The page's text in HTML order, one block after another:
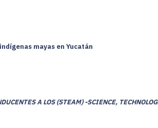
mayas en Yucatán
A LOS (STEAM) -SCIENCE,